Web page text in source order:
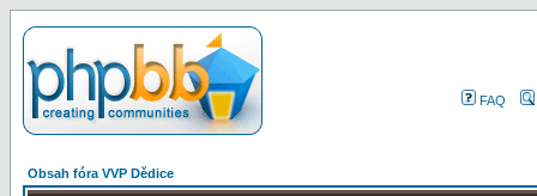
FAQ
Obsah fóra VVP Dědice